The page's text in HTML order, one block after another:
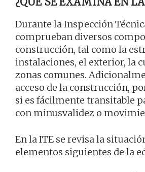
Durante la Inspección
comprueban diversos
construcción, tal como la
instalaciones, el exterior, la
zonas comunes.
acceso de la construcción,
si es fácilmente transitable
con minusvalidez o
En la ITE se revisa la
elementos siguientes de la